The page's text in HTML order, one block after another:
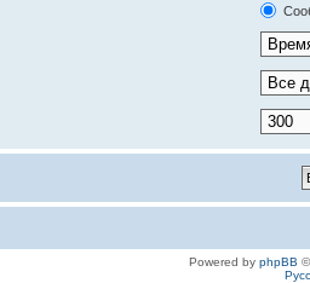
Powered by phpBB